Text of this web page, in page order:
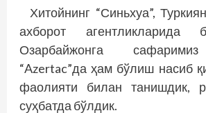
Хитойнинг “Синьхуа”,
ахборот агентликларида
Озарбайжонга
“Azertac”да ҳам бўлиш насиб
фаолияти билан танишдик,
суҳбатда бўлдик.